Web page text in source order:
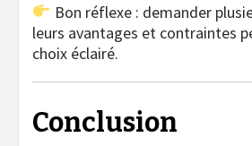
Bon réflexe : demander
leurs avantages et contraintes
choix éclairé.
Conclusion